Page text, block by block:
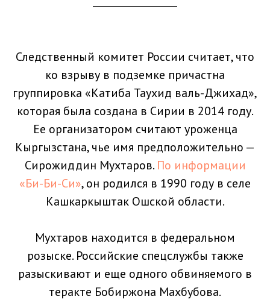
Следственный комитет России считает, что
ко взрыву в подземке причастна
группировка «Катиба Таухид валь-Джихад»,
которая была создана в Сирии в 2014 году.
Ее организатором считают уроженца
Кыргызстана, чье имя предположительно —
Сирожиддин Мухтаров. По информации
«Би-Би-Си», он родился в 1990 году в селе
Кашкаркыштак Ошской области.
Мухтаров находится в федеральном
розыске. Российские спецслужбы также
разыскивают и еще одного обвиняемого в
теракте Бобиржона Махбубова.